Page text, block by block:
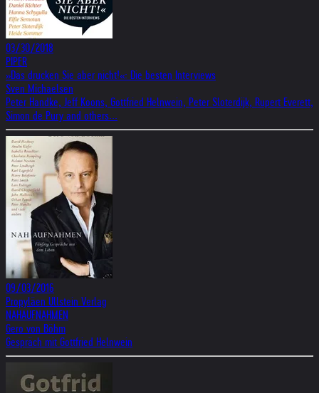
03/30/2018
PIPER
»Das drucken Sie aber nicht!«: Die besten Interviews
Sven Michaelsen
Peter Handke, Jeff Koons, Gottfried Helnwein, Peter Sloterdijk, Rupert Everett,
Simon de Pury and others...
09/03/2016
Propyläen Ullstein Verlag
NAHAUFNAHMEN
Gero von Böhm
Gespräch mit Gottfried Helnwein